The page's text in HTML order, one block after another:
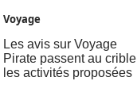
Voyage
Les avis sur Voyage
Pirate passent au crible
les activités proposées